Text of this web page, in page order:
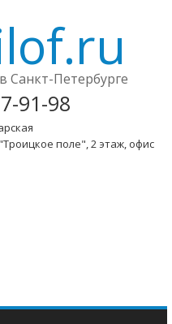
Санкт-Петербурге
91-98
поле", 2 этаж, офис